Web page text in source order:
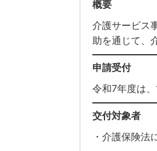
概要
介護サービス
助を通じて、
申請受付
令和7年度は
交付対象者
・介護保険法